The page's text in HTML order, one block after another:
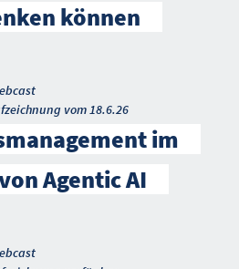
können
vom 18.6.26
im
Agentic AI